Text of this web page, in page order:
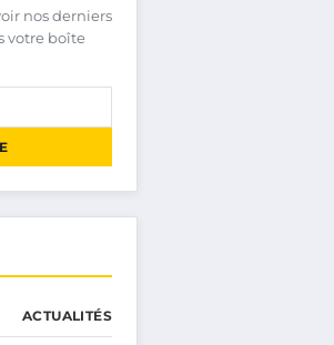
nos derniers
votre boîte
ACTUALITÉS